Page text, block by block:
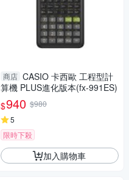
商店 CASIO 卡西歐 工程型計
算機 PLUS進化版本(fx-991ES)
$940 $980
5
限時下殺
加入購物車